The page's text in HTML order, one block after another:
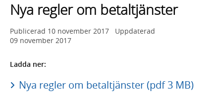
lista
med
sökförslag
Nya regler om betaltjänster
Publicerad 10 november 2017
Uppdaterad
09 november 2017
Ladda ner:
Nya regler om betaltjänster (pdf 3 MB)